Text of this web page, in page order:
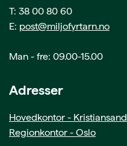
T: 38 00 80 60
E: post@miljofyrtarn.no
Man - fre: 09.00-15.00
Adresser
Hovedkontor - Kristiansand
Regionkontor - Oslo